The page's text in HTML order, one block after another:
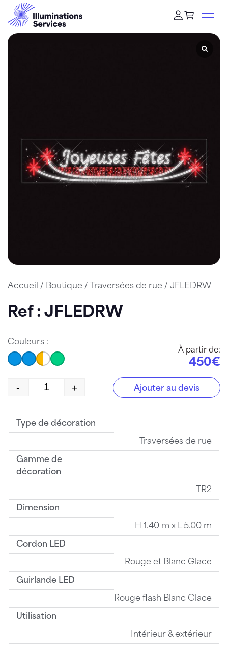
Accueil / Boutique / Traversées de rue / JFLEDRW
Ref : JFLEDRW
Couleurs :
À partir de:
450€
quantité de JFLEDRW
- + Ajouter au devis
Type de décoration
Traversées de rue
Gamme de
décoration
TR2
Dimension
H 1.40 m x L 5.00 m
Cordon LED
Rouge et Blanc Glace
Guirlande LED
Rouge flash Blanc Glace
Utilisation
Intérieur & extérieur